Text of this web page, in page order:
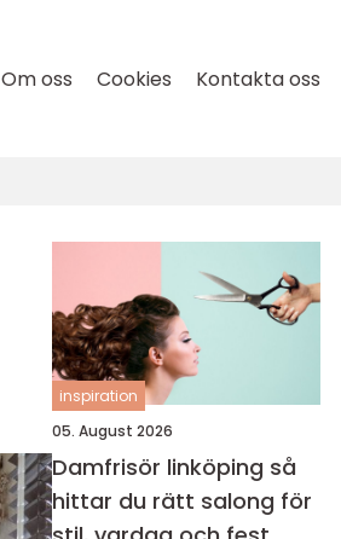
Om oss Cookies Kontakta oss
inspiration
05. August 2026
Damfrisör linköping så
hittar du rätt salong för